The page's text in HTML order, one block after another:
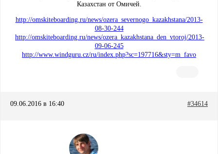
Казахстан от Омичей.
http://omskiteboarding.ru/news/ozera_severnogo_kazakhstana/2013-
08-30-244
http://omskiteboarding.ru/news/ozera_kazakhstana_den_vtoroj/2013-
09-06-245
http://www.windguru.cz/ru/index.php?sc=197716&sty=m_favo
09.06.2016 в 16:40 #34614